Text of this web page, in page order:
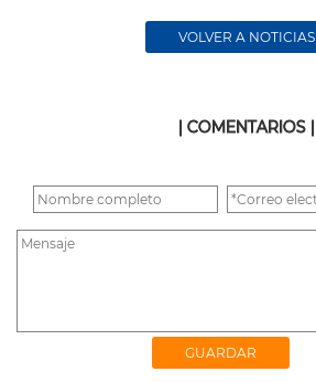
VOLVER A NOTICIAS
| COMENTARIOS |